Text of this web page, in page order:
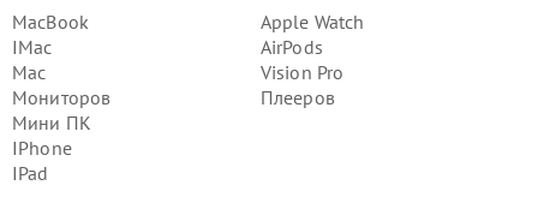
MacBook
IMac
Mac
Мониторов
Мини ПК
IPhone
IPad
Apple Watch
AirPods
Vision Pro
Плееров
Восстановление после попадания
влаги плеера Apple в г.
Волгоград
Восстановление после попадания
влаги плеера Apple в г.
Самара
Восстановление после попадания
влаги плеера Apple в г.
Восстановление после попадания
влаги плеера Apple в г.